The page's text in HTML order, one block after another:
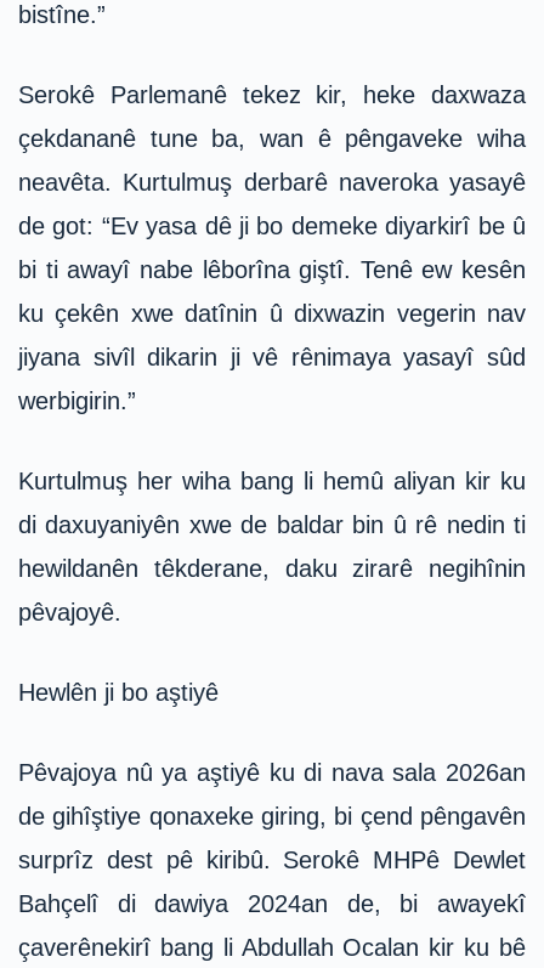
bistîne.”
Serokê Parlemanê tekez kir, heke daxwaza
çekdananê tune ba, wan ê pêngaveke wiha
neavêta. Kurtulmuş derbarê naveroka yasayê
de got: “Ev yasa dê ji bo demeke diyarkirî be û
bi ti awayî nabe lêborîna giştî. Tenê ew kesên
ku çekên xwe datînin û dixwazin vegerin nav
jiyana sivîl dikarin ji vê rênimaya yasayî sûd
werbigirin.”
Kurtulmuş her wiha bang li hemû aliyan kir ku
di daxuyaniyên xwe de baldar bin û rê nedin ti
hewildanên têkderane, daku zirarê negihînin
pêvajoyê.
Hewlên ji bo aştiyê
Pêvajoya nû ya aştiyê ku di nava sala 2026an
de gihîştiye qonaxeke giring, bi çend pêngavên
surprîz dest pê kiribû. Serokê MHPê Dewlet
Bahçelî di dawiya 2024an de, bi awayekî
çaverênekirî bang li Abdullah Ocalan kir ku bê